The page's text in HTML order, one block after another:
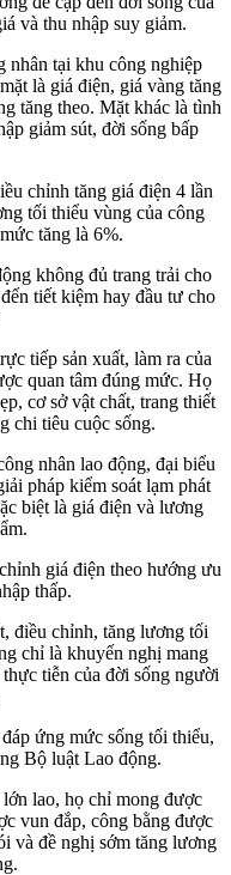
và thu nhập suy giảm.
nhân tại khu công nghiệp
là giá điện, giá vàng tăng
tăng theo. Mặt khác là tình
giảm sút, đời sống bấp
chỉnh tăng giá điện 4 lần
tối thiểu vùng của công
tăng là 6%.
không đủ trang trải cho
tiết kiệm hay đầu tư cho
tiếp sản xuất, làm ra của
quan tâm đúng mức. Họ
cơ sở vật chất, trang thiết
chi tiêu cuộc sống.
nhân lao động, đại biểu
pháp kiểm soát lạm phát
biệt là giá điện và lương
giá điện theo hướng ưu
thấp.
điều chỉnh, tăng lương tối
chỉ là khuyến nghị mang
tiễn của đời sống người
ứng mức sống tối thiểu,
Bộ luật Lao động.
lao, họ chỉ mong được
vun đắp, công bằng được
và đề nghị sớm tăng lương